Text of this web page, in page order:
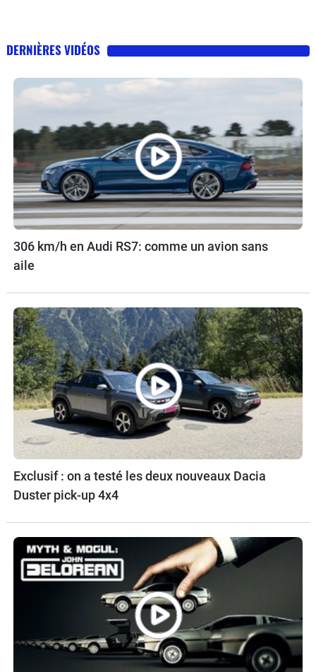
DERNIÈRES VIDÉOS
306 km/h en Audi RS7: comme un avion sans
aile
Exclusif : on a testé les deux nouveaux Dacia
Duster pick-up 4x4